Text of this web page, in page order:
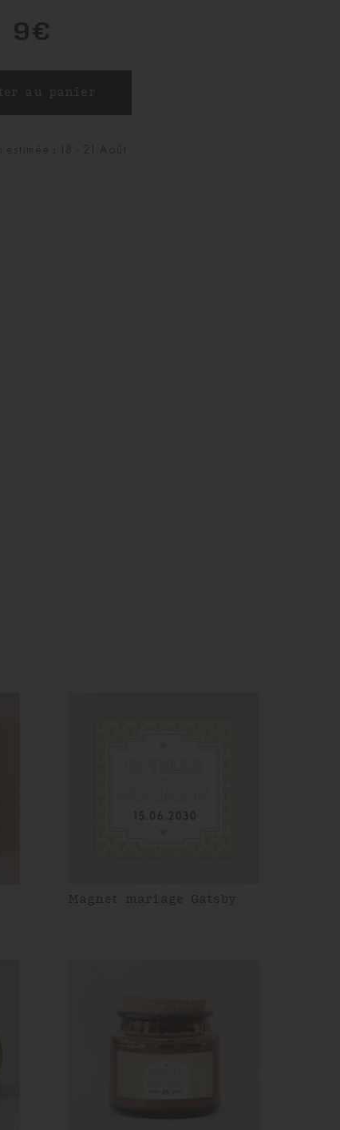
9€
estimée : 18 - 21 Août
Magnet mariage Gatsby